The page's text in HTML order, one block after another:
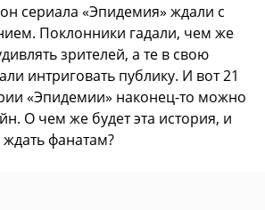
сериала «Эпидемия» ждали с
Поклонники гадали, чем же
зрителей, а те в свою
интриговать публику. И вот 21
«Эпидемии» наконец-то можно
О чем же будет эта история, и
фанатам?